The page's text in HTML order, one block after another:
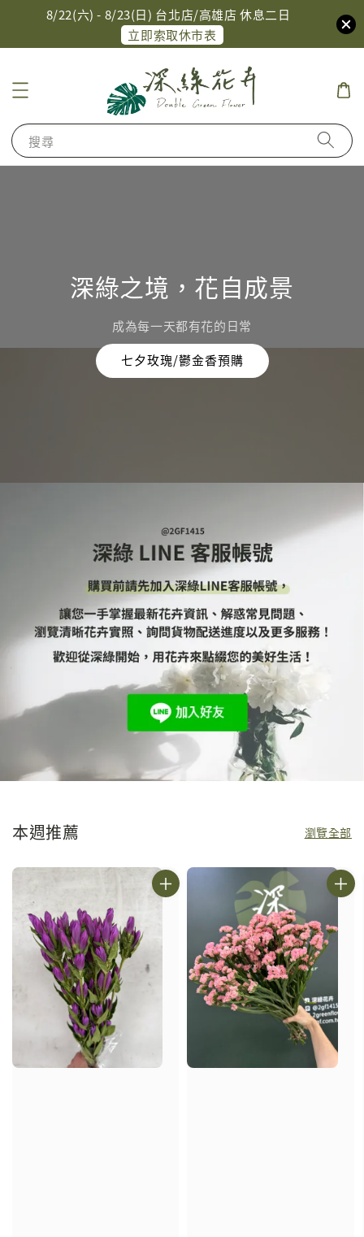
8/22(六) - 8/23(日) 台北店/高雄店 休息二日
立即索取休市表
搜尋
深綠之境，花自成景
成為每一天都有花的日常
七夕玫瑰/鬱金香預購
本週推薦 瀏覽全部